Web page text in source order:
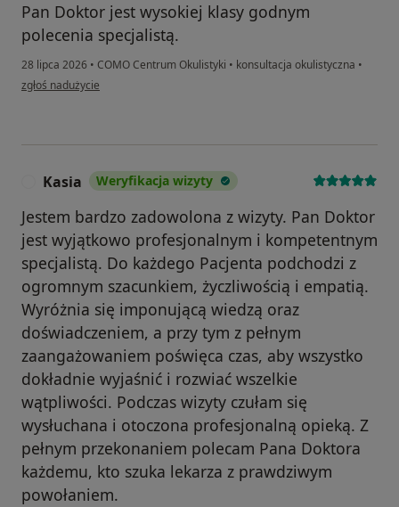
Pan Doktor jest wysokiej klasy godnym
polecenia specjalistą.
28 lipca 2026 • COMO Centrum Okulistyki • konsultacja okulistyczna •
w opinii użytkownika Czeslaw
zgłoś nadużycie
Kasia Weryfikacja wizyty
Jestem bardzo zadowolona z wizyty. Pan Doktor
jest wyjątkowo profesjonalnym i kompetentnym
specjalistą. Do każdego Pacjenta podchodzi z
ogromnym szacunkiem, życzliwością i empatią.
Wyróżnia się imponującą wiedzą oraz
doświadczeniem, a przy tym z pełnym
zaangażowaniem poświęca czas, aby wszystko
dokładnie wyjaśnić i rozwiać wszelkie
wątpliwości. Podczas wizyty czułam się
wysłuchana i otoczona profesjonalną opieką. Z
pełnym przekonaniem polecam Pana Doktora
każdemu, kto szuka lekarza z prawdziwym
powołaniem.